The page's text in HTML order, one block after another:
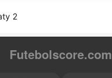
2
Futebolscore.com